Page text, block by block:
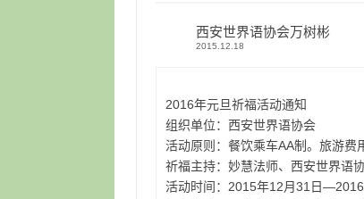
西安世界语协会万树彬
2015.12.18
2016年元旦祈福活动通知
组织单位：西安世界语协会
活动原则：餐饮乘车AA制。旅游费
祈福主持：妙慧法师、西安世界语
活动时间：2015年12月31日—2016